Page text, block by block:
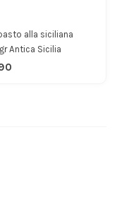
alla siciliana
Antica Sicilia